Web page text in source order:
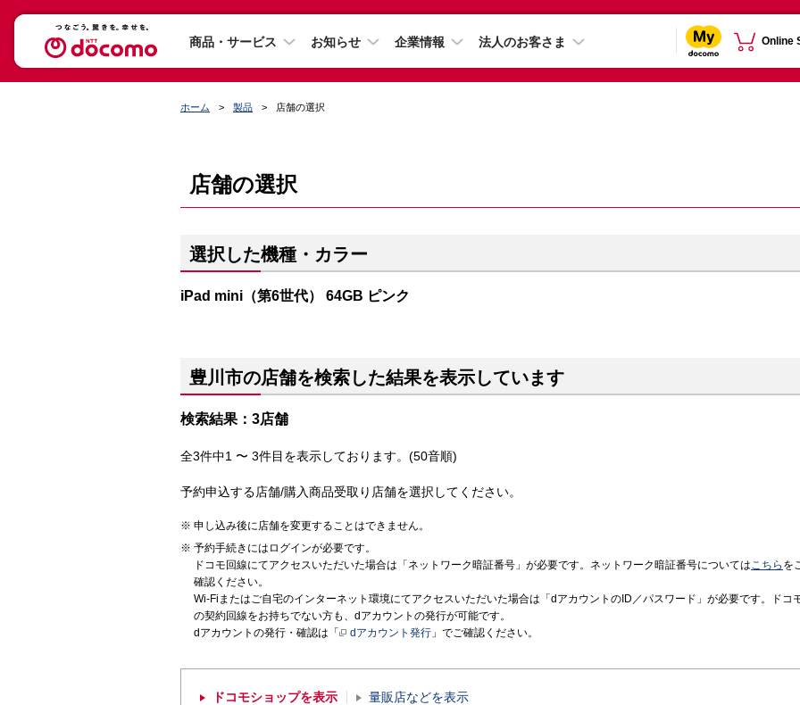
商品・サービス お知らせ 企業情報 法人のお客さま Online
ホーム 製品 店舗の選択
店舗の選択
選択した機種・カラー
iPad mini（第6世代） 64GB ピンク
豊川市の店舗を検索した結果を表示しています
検索結果：3店舗
全3件中1 〜 3件目を表示しております。(50音順)
予約申込する店舗/購入商品受取り店舗を選択してください。
申し込み後に店舗を変更することはできません。
予約手続きにはログインが必要です。
ドコモ回線にてアクセスいただいた場合は「ネットワーク暗証番号」が必要です。ネットワーク暗証番号についてはこちら を
確認ください。
Wi-Fiまたはご自宅のインターネット環境にてアクセスいただいた場合は「dアカウントのID／パスワード」が必要です。ドコ
の契約回線をお持ちでない方も、dアカウントの発行が可能です。
dアカウントの発行・確認は「
dアカウント発行 」でご確認ください。
ドコモショップを表示 量販店などを表示